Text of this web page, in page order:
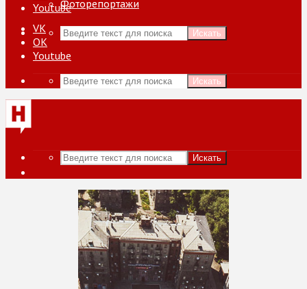
Youtube
Искать
Фоторепортажи
VK
ОК
Youtube
Искать
Искать